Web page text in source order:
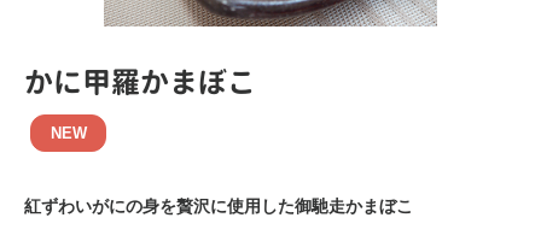
かに甲羅かまぼこ
NEW
紅ずわいがにの身を贅沢に使用した御馳走かまぼこ